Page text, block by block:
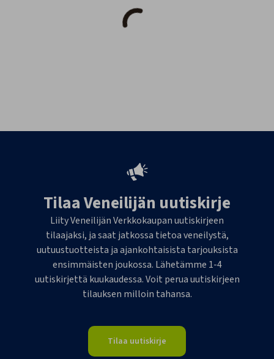
Tilaa Veneilijän uutiskirje
Liity Veneilijän Verkkokaupan uutiskirjeen
tilaajaksi, ja saat jatkossa tietoa veneilystä,
uutuustuotteista ja ajankohtaisista tarjouksista
ensimmäisten joukossa. Lähetämme 1-4
uutiskirjettä kuukaudessa. Voit perua uutiskirjeen
tilauksen milloin tahansa.
Tilaa uutiskirje